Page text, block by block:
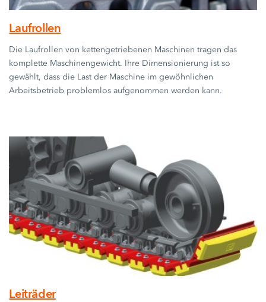
Laufrollen
Die Laufrollen von kettengetriebenen Maschinen tragen das
komplette Maschinengewicht. Ihre Dimensionierung ist so
gewählt, dass die Last der Maschine im gewöhnlichen
Arbeitsbetrieb problemlos aufgenommen werden kann.
Leiträder